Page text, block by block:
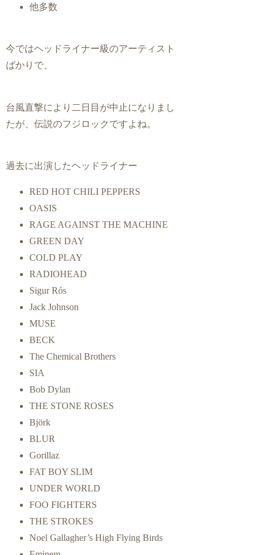
他多数
今ではヘッドライナー級のアーティスト
ばかりで、
台風直撃により二日目が中止になりまし
たが、伝説のフジロックですよね。
過去に出演したヘッドライナー
RED HOT CHILI PEPPERS
OASIS
RAGE AGAINST THE MACHINE
GREEN DAY
COLD PLAY
RADIOHEAD
Sigur Rós
Jack Johnson
MUSE
BECK
The Chemical Brothers
SIA
Bob Dylan
THE STONE ROSES
Björk
BLUR
Gorillaz
FAT BOY SLIM
UNDER WORLD
FOO FIGHTERS
THE STROKES
Noel Gallagher’s High Flying Birds